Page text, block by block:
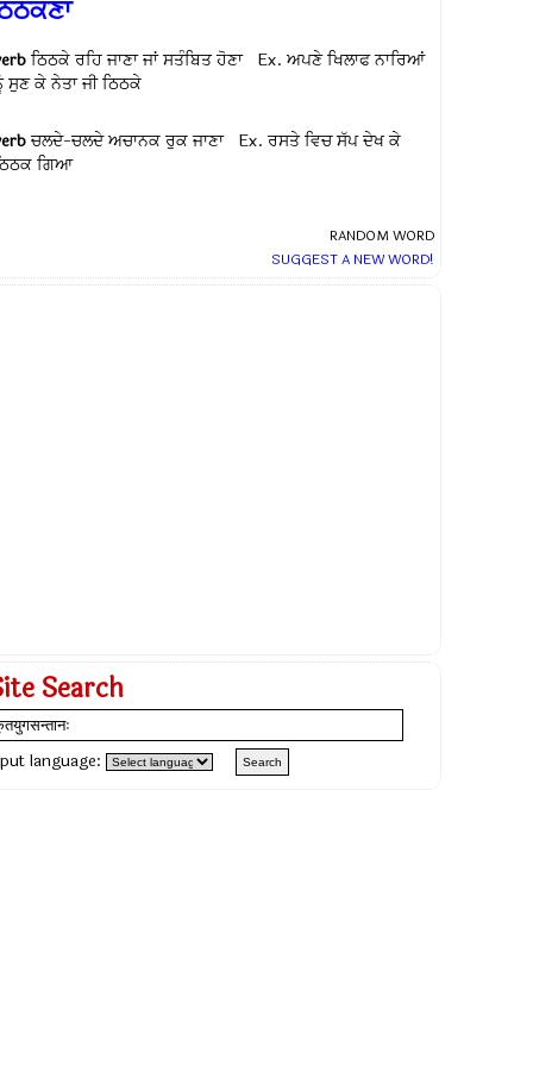
ਠਿਠਕੇ ਰਹਿ ਜਾਣਾ ਜਾਂ ਸਤੰਬਿਤ ਹੋਣਾ Ex. ਅਪਣੇ ਖਿਲਾਫ ਨਾਰਿਆਂ
ਸੁਣ ਕੇ ਨੇਤਾ ਜੀ ਠਿਠਕੇ
ਚਲਦੇ-ਚਲਦੇ ਅਚਾਨਕ ਰੁਕ ਜਾਣਾ Ex. ਰਸਤੇ ਵਿਚ ਸੱਪ ਦੇਖ ਕੇ
ਗਿਆ
RANDOM WORD
SUGGEST A NEW WORD!
Search
language: